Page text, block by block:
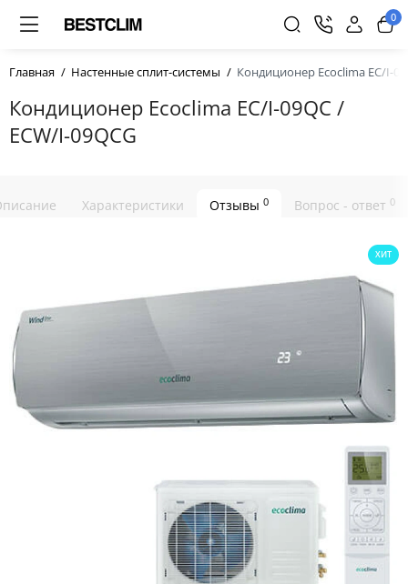
0
Главная Настенные сплит-системы Кондиционер Ecoclima EC/I-
Кондиционер Ecoclima EC/I-09QC /
ECW/I-09QCG
Характеристики Отзывы 0 Вопрос - ответ 0
ХИТ